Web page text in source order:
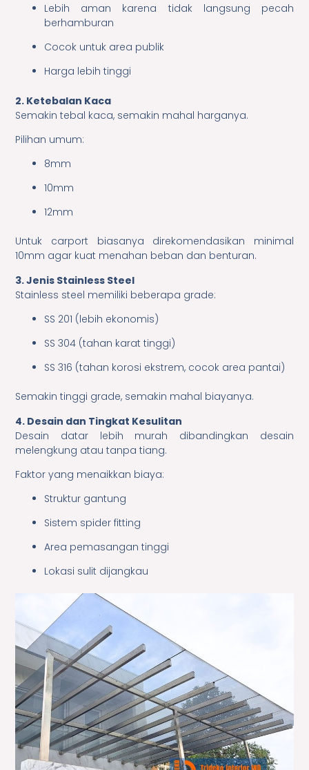
Lebih aman karena tidak langsung pecah
berhamburan
Cocok untuk area publik
Harga lebih tinggi
2. Ketebalan Kaca
Semakin tebal kaca, semakin mahal harganya.
Pilihan umum:
8mm
10mm
12mm
Untuk carport biasanya direkomendasikan minimal
10mm agar kuat menahan beban dan benturan.
3. Jenis Stainless Steel
Stainless steel memiliki beberapa grade:
SS 201 (lebih ekonomis)
SS 304 (tahan karat tinggi)
SS 316 (tahan korosi ekstrem, cocok area pantai)
Semakin tinggi grade, semakin mahal biayanya.
4. Desain dan Tingkat Kesulitan
Desain datar lebih murah dibandingkan desain
melengkung atau tanpa tiang.
Faktor yang menaikkan biaya:
Struktur gantung
Sistem spider fitting
Area pemasangan tinggi
Lokasi sulit dijangkau